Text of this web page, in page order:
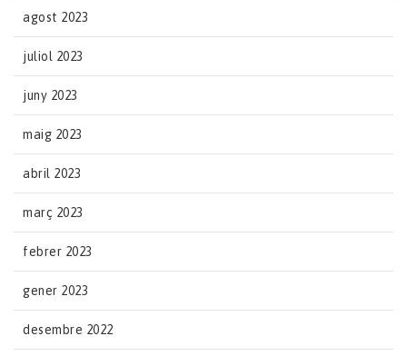
agost 2023
juliol 2023
juny 2023
maig 2023
abril 2023
març 2023
febrer 2023
gener 2023
desembre 2022